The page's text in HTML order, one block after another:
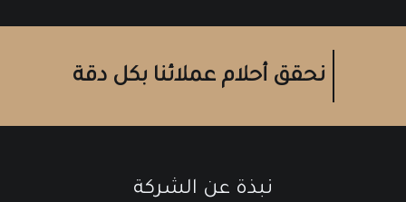
نحقق أحلام عملائنا بكل دقة
نبذة عن الشركة